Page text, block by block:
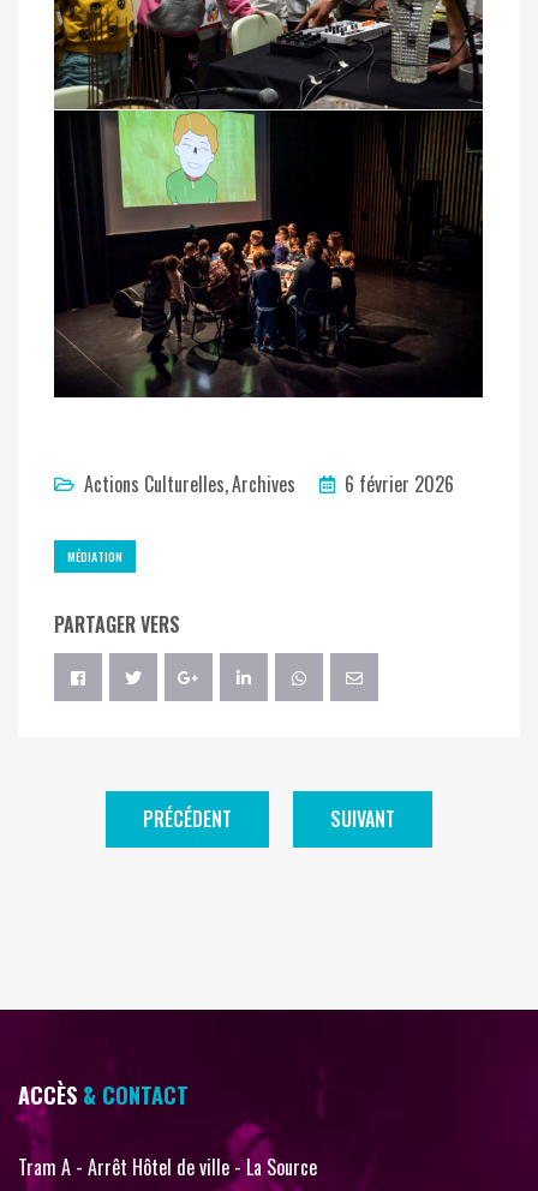
Actions Culturelles Archives 6 février 2026
MÉDIATION
PARTAGER VERS
PRÉCÉDENT SUIVANT
ACCÈS & CONTACT
Tram A - Arrêt Hôtel de ville - La Source